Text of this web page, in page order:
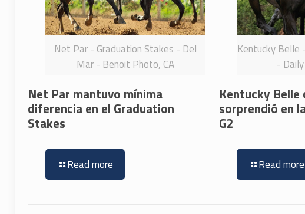
Net Par - Graduation Stakes - Del
Mar - Benoit Photo, CA
Net Par mantuvo mínima
diferencia en el Graduation
Stakes
Read more
Kentucky Belle
-
Kentucky Belle
sorprendió en
G2
Read more